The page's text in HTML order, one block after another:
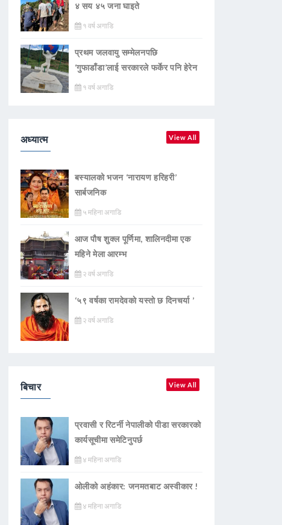
४ सय ४५ जना घाइते
१ वर्ष अगाडि
प्रथम जलवायु सम्मेलनपछि
‘गुफाडाँडा’लाई सरकारले फर्केर पनि हेरेन
१ वर्ष अगाडि
अध्यात्म View All
बस्यालको भजन ‘नारायण हरिहरी’
सार्बजनिक
५ महिना अगाडि
आज पौष शुक्ल पूर्णिमा, शालिनदीमा एक
महिने मेला आरम्भ
२ वर्ष अगाडि
‘५९ वर्षका रामदेवकाे यस्ताे छ दिनचर्या ’
२ वर्ष अगाडि
बिचार View All
प्रवासी र रिटर्नी नेपालीको पीडा सरकारको
कार्यसूचीमा समेटिनुपर्छ
४ महिना अगाडि
ओलीको अहंकार: जनमतबाट अस्वीकार !
४ महिना अगाडि